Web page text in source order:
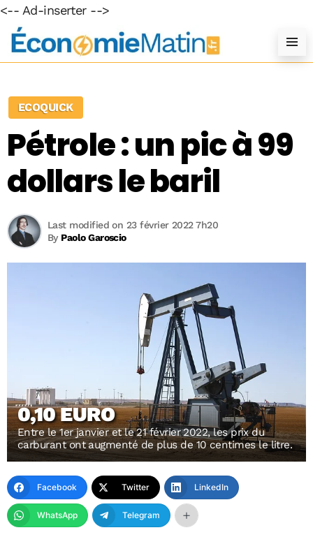
<-- Ad-inserter -->
ECOQUICK
Pétrole : un pic à 99
dollars le baril
By Paolo Garoscio
Last modified on 23 février 2022 7h20
0,10 EURO
Entre le 1er janvier et le 21 février 2022, les prix du
carburant ont augmenté de plus de 10 centimes le litre.
Facebook Twitter LinkedIn
WhatsApp Telegram